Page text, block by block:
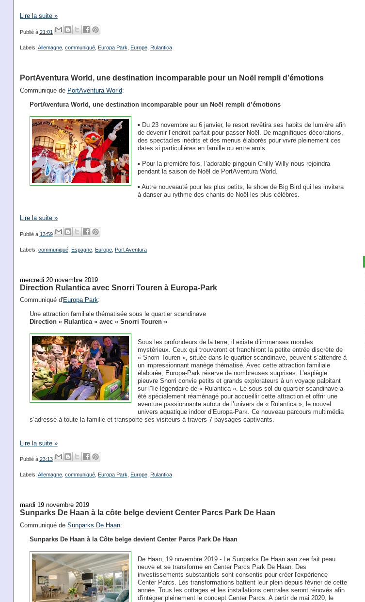
Lire la suite »
Publié à 21:01
Labels: Allemagne, communiqué, Europa Park Europe, Rulantica
PortAventura World, une destination incomparable pour un Noël rempli d’émotions
Communiqué de PortAventura World:
PortAventura World, une destination incomparable pour un Noël rempli d’émotions
▪ Du 23 novembre au 6 janvier, le resort revêtira ses habits de lumière afin
de devenir l’endroit parfait pour passer Noël. De magnifiques décorations,
des spectacles inédits et des menus élaborés pour vivre pleinement ces
dates si particulières en famille ou entre amis.
▪ Pour la première fois, l’adorable pingouin Chilly Willy nous rejoindra
pendant la saison de Noël de PortAventura World.
▪ Autre nouveauté pour les plus petits, le show de Big Bird qui les invitera
à danser au rythme des chants de Noël les plus célèbres.
Lire la suite »
Publié à 13:59
Labels: communiqué, Espagne, Europe, Port Aventura
mercredi 20 novembre 2019
Direction Rulantica avec Snorri Touren à Europa-Park
Communiqué d'Europa Park:
Une attraction familiale thématisée sous le quartier scandinave
Direction « Rulantica » avec « Snorri Touren »
Sous les profondeurs de la terre, il existe d’immenses mondes
mystérieux. Ceux qui trouveront et franchiront la petite entrée discrète de
« Snorri Touren », située dans le quartier scandinave, peuvent s’attendre à
un impressionnant manège thématisé. Avec cette attraction familiale
élaborée, Europa-Park réserve de nombreuses surprises. L’espiègle
pieuvre Snorri convie petits et grands explorateurs à un voyage palpitant
sur l’île légendaire de « Rulantica ». Le sous-sol du quartier scandinave a
été spécialement réaménagé pour accueillir cette attraction et offrir une
aventure passionnante autour de l’univers de « Rulantica », le nouvel
univers aquatique indoor d’Europa-Park. Ce nouveau parcours multimédia
s’adresse à toute la famille et transporte ses visiteurs à travers 7 paysages captivants.
Lire la suite »
Publié à 23:13
Labels: Allemagne, communiqué, Europa Park Europe, Rulantica
mardi 19 novembre 2019
Sunparks De Haan à la côte belge devient Center Parcs Park De Haan
Communiqué de Sunparks De Haan:
Sunparks De Haan à la Côte belge devient Center Parcs Park De Haan
De Haan, 19 novembre 2019 - Le Sunparks De Haan aan zee fait peau
neuve et se transforme en Center Parcs Park De Haan. Des
investissements substantiels sont consentis pour créer l'expérience
Center Parcs. Les transformations battent leur plein depuis février de cette
année. Tous les cottages et les installations centrales seront rénovés afin
d'intégrer pleinement le concept Center Parcs. A partir de mai 2020, le